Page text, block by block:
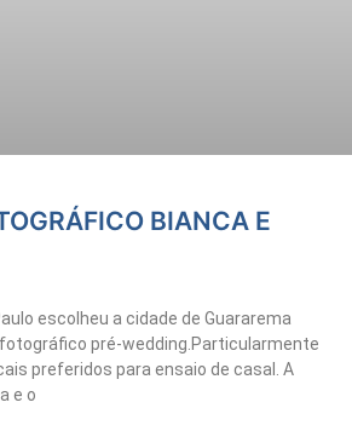
BIANCA E
escolheu a cidade de Guararema
pré-wedding.Particularmente
preferidos para ensaio de casal. A
e o